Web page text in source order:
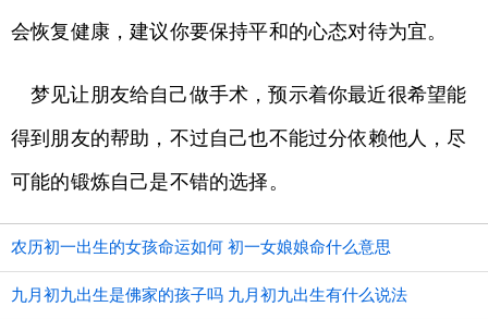
会恢复健康，建议你要保持平和的心态对待为宜。
梦见让朋友给自己做手术，预示着你最近很希望能
得到朋友的帮助，不过自己也不能过分依赖他人，尽
可能的锻炼自己是不错的选择。
农历初一出生的女孩命运如何 初一女娘娘命什么意思
九月初九出生是佛家的孩子吗 九月初九出生有什么说法